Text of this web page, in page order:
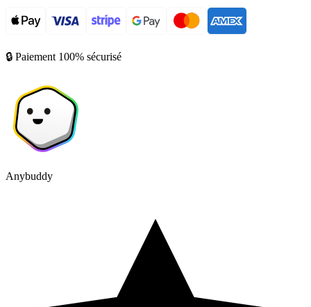
🔒 Paiement 100% sécurisé
Anybuddy